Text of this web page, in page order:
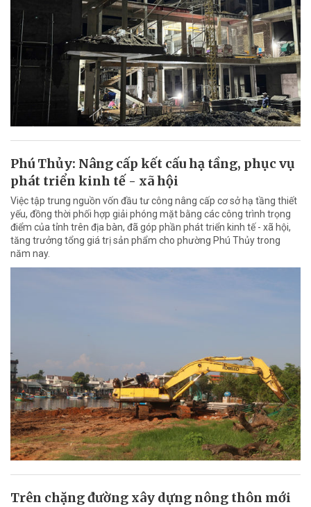
Phú Thủy: Nâng cấp kết cấu hạ tầng, phục vụ
phát triển kinh tế - xã hội
Việc tập trung nguồn vốn đầu tư công nâng cấp cơ sở hạ tầng thiết
yếu, đồng thời phối hợp giải phóng mặt bằng các công trình trọng
điểm của tỉnh trên địa bàn, đã góp phần phát triển kinh tế - xã hội,
tăng trưởng tổng giá trị sản phẩm cho phường Phú Thủy trong
năm nay.
Trên chặng đường xây dựng nông thôn mới